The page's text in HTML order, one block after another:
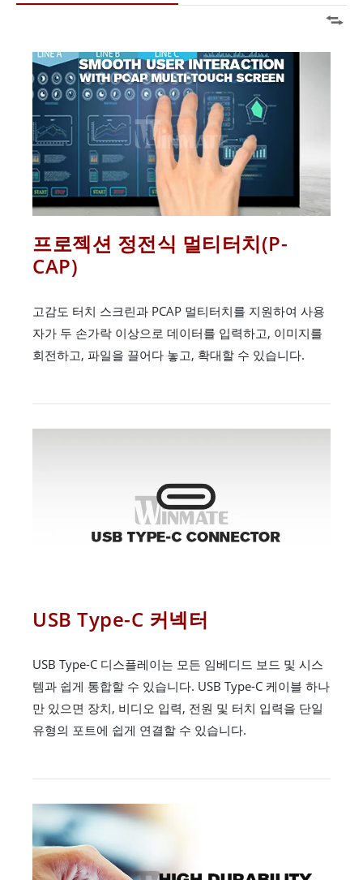
프로젝션 정전식 멀티터치(P-
CAP)
고감도 터치 스크린과 PCAP 멀티터치를 지원하여 사용
자가 두 손가락 이상으로 데이터를 입력하고, 이미지를
회전하고, 파일을 끌어다 놓고, 확대할 수 있습니다.
USB Type-C 커넥터
USB Type-C 디스플레이는 모든 임베디드 보드 및 시스
템과 쉽게 통합할 수 있습니다. USB Type-C 케이블 하나
만 있으면 장치, 비디오 입력, 전원 및 터치 입력을 단일
유형의 포트에 쉽게 연결할 수 있습니다.